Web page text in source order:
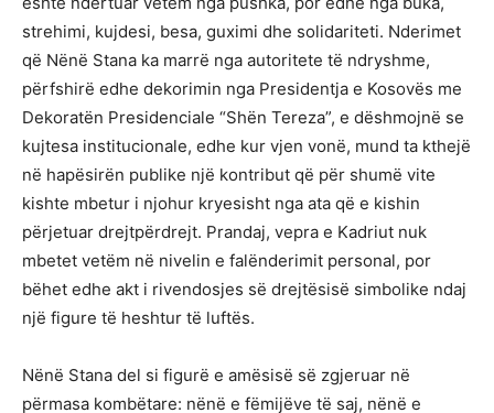
strehimi, kujdesi, besa, guximi dhe solidariteti. Nderimet
që Nënë Stana ka marrë nga autoritete të ndryshme,
përfshirë edhe dekorimin nga Presidentja e Kosovës me
Dekoratën Presidenciale “Shën Tereza”, e dëshmojnë se
kujtesa institucionale, edhe kur vjen vonë, mund ta kthejë
në hapësirën publike një kontribut që për shumë vite
kishte mbetur i njohur kryesisht nga ata që e kishin
përjetuar drejtpërdrejt. Prandaj, vepra e Kadriut nuk
mbetet vetëm në nivelin e falënderimit personal, por
bëhet edhe akt i rivendosjes së drejtësisë simbolike ndaj
një figure të heshtur të luftës.
Nënë Stana del si figurë e amësisë së zgjeruar në
përmasa kombëtare: nënë e fëmijëve të saj, nënë e